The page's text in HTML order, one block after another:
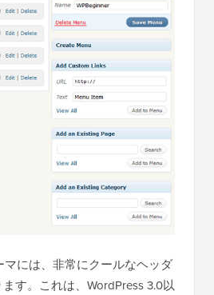
には、非常にクールなヘッダ
す。これは、WordPress 3.0以